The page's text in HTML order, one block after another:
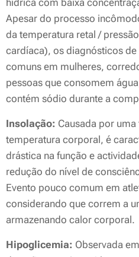
hídrica com baixa
Apesar do processo
da temperatura retal /
cardíaca), os diagnósticos
comuns em mulheres,
pessoas que consomem
contém sódio durante a
Insolação: Causada por
temperatura corporal, é
drástica na função e
redução do nível de
Evento pouco comum em
considerando que correm a
armazenando calor corporal.
Hipoglicemia: Observada